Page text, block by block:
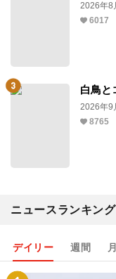
2026年8
6017
白鳥と
2026年9
8765
ニュースランキング
デイリー 週間